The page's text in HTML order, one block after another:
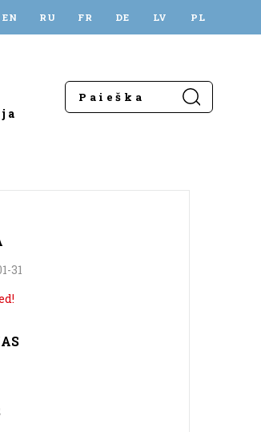
EN RU FR DE LV PL
31